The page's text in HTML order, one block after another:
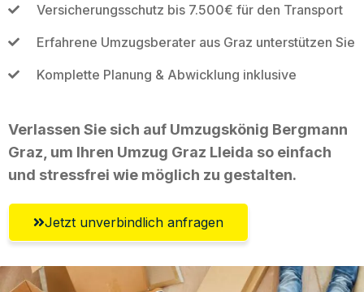
Versicherungsschutz bis 7.500€ für den Transport
Erfahrene Umzugsberater aus Graz unterstützen Sie
Komplette Planung & Abwicklung inklusive
Verlassen Sie sich auf Umzugskönig Bergmann
Graz, um Ihren Umzug Graz Lleida so einfach
und stressfrei wie möglich zu gestalten.
Jetzt unverbindlich anfragen